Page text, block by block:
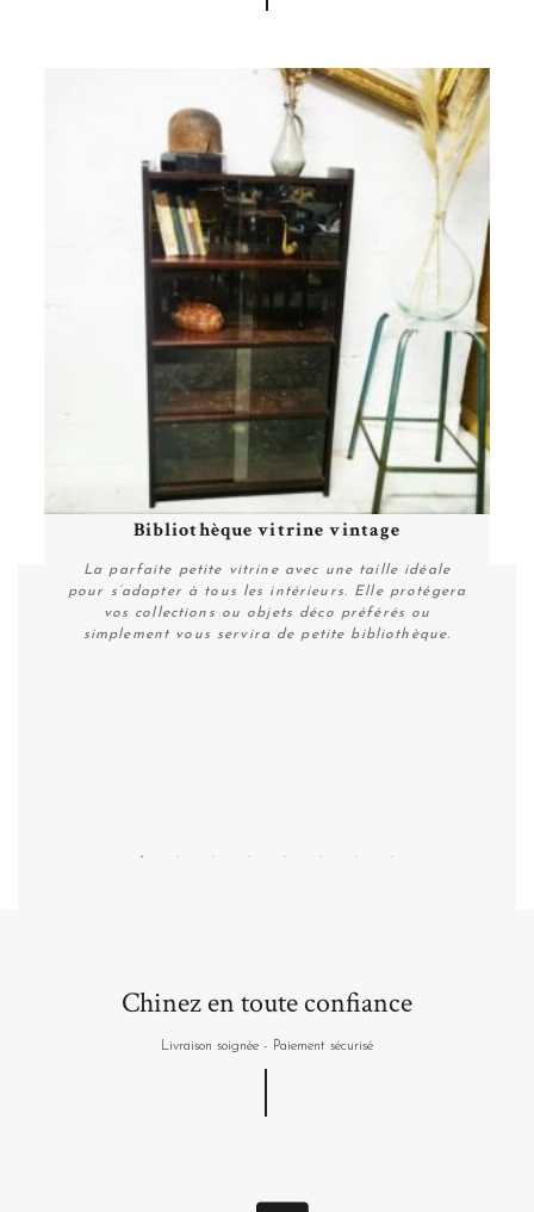
Bibliothèque vitrine vintage
La parfaite petite vitrine avec une taille idéale
pour s’adapter à tous les intérieurs. Elle protégera
vos collections ou objets déco préférés ou
simplement vous servira de petite bibliothèque.
Chinez en toute confiance
Livraison soignée - Paiement sécurisé